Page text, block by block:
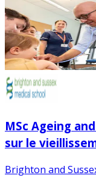
MSc Ageing
sur le
Brighton and